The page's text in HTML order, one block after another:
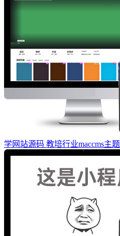
学网站源码 教培行业maccms主题